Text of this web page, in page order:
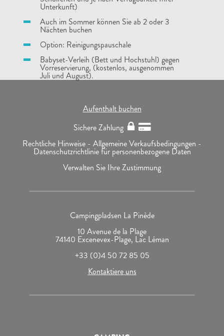
Unterkunft)
Auch im Sommer können Sie ab 2 oder 3
Nächten buchen
Option: Reinigungspauschale
Babyset-Verleih (Bett und Hochstuhl) gegen
Vorreservierung, (kostenlos, ausgenommen
Juli und August).
Aufenthalt buchen
Sichere Zahlung
Rechtliche Hinweise - Allgemeine Verkaufsbedingungen -
Datenschutzrichtlinie für personenbezogene Daten
Verwalten Sie Ihre Zustimmung
Campingpladsen La Pinède
10 Avenue de la Plage
74140 Excenevex-Plage, Lac Léman
+33 (0)4 50 72 85 05
Kontaktiere uns